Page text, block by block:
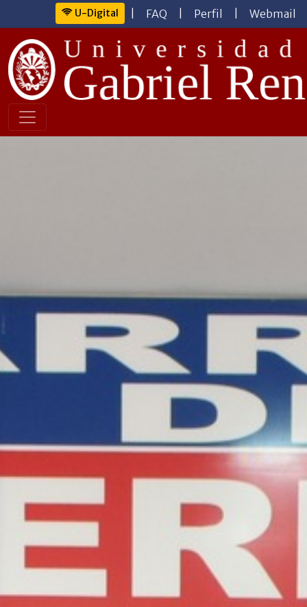
U-Digital FAQ Perfil Webmail